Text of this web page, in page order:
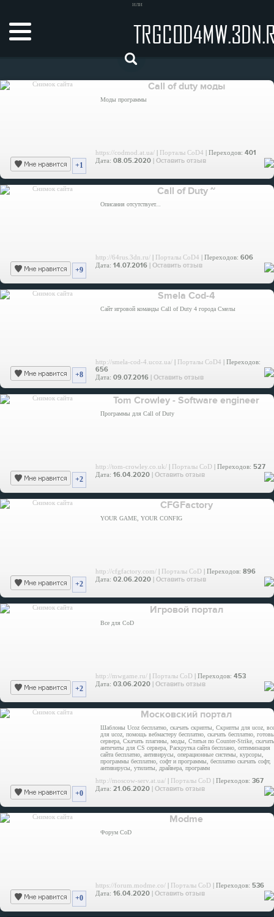
или
Call of duty моды
Моды программы
https://codmod.at.ua/ | Порталы CoD4 | Переходов: 401
Дата: 08.05.2020 | Оставить отзыв
+1
Call of Duty ~
Описания отсутствует...
http://64rus.3dn.ru/ | Порталы CoD4 | Переходов: 606
Дата: 14.07.2016 | Оставить отзыв
+9
Smela Cod-4
Сайт игровой команды Call of Duty 4 города Смелы
http://smela-cod-4.ucoz.ua/ | Порталы CoD4 | Переходов:
656
Дата: 09.07.2016 | Оставить отзыв
+8
Tom Crowley - Software engineer
Программы для Call of Duty
http://tom-crowley.co.uk/ | Порталы CoD | Переходов: 527
Дата: 16.04.2020 | Оставить отзыв
+2
CFGFactory
YOUR GAME, YOUR CONFIG
http://cfgfactory.com/ | Порталы CoD | Переходов: 896
Дата: 02.06.2020 | Оставить отзыв
+2
Игровой портал
Все для CoD
http://mwgame.ru/ | Порталы CoD | Переходов: 453
Дата: 03.06.2020 | Оставить отзыв
+2
Московский портал
Шаблоны Ucoz бесплатно, скачать скрипты, Скрипты для ucoz, все
для ucoz, помощь вебмастеру бесплатно, скачать бесплатно,
сервера, Скачать плагины, моды, Статьи по Counter-Strike, скачать
античиты для CS сервера, Раскрутка сайта бесплано, оптимизация
сайта бесплатно, антивирусы, операционные системы, курсоры,
программы бесплатно, софт и программы, бесплатно скачать софт,
антивирусы, утилиты, драйвера, программ
http://moscow-serv.at.ua/ | Порталы CoD | Переходов: 367
Дата: 21.06.2020 | Оставить отзыв
+0
Modme
Форум CoD
https://forum.modme.co/ | Порталы CoD | Переходов: 536
Дата: 16.04.2020 | Оставить отзыв
+0